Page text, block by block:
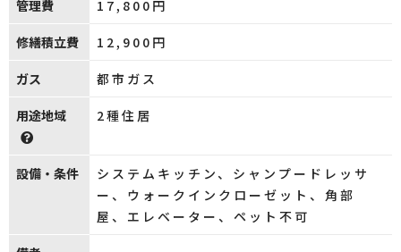
管理費 17,800円
修繕積立費 12,900円
ガス 都市ガス
用途地域 2種住居
設備・条件
システムキッチン、シャンプードレッサ
ー、ウォークインクローゼット、角部
屋、エレベーター、ペット不可